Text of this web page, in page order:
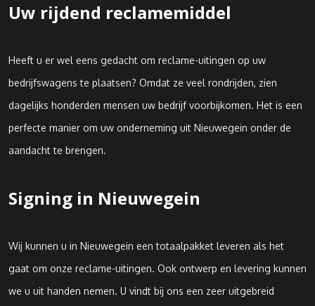
Uw rijdend reclamemiddel
Heeft u er wel eens gedacht om reclame-uitingen op uw
bedrijfswagens te plaatsen? Omdat ze veel rondrijden, zien
dagelijks honderden mensen uw bedrijf voorbijkomen. Het is een
perfecte manier om uw onderneming uit Nieuwegein onder de
aandacht te brengen.
Signing in Nieuwegein
Wij kunnen u in Nieuwegein een totaalpakket leveren als het
gaat om onze reclame-uitingen. Ook ontwerp en levering kunnen
we u uit handen nemen. U vindt bij ons een zeer uitgebreid